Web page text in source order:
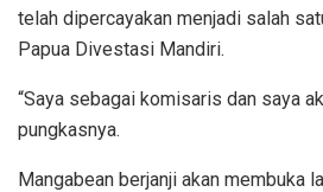
telah dipercayakan menjadi salah
Papua Divestasi Mandiri.
“Saya sebagai komisaris dan saya
pungkasnya.
Mangabean berjanji akan membuka